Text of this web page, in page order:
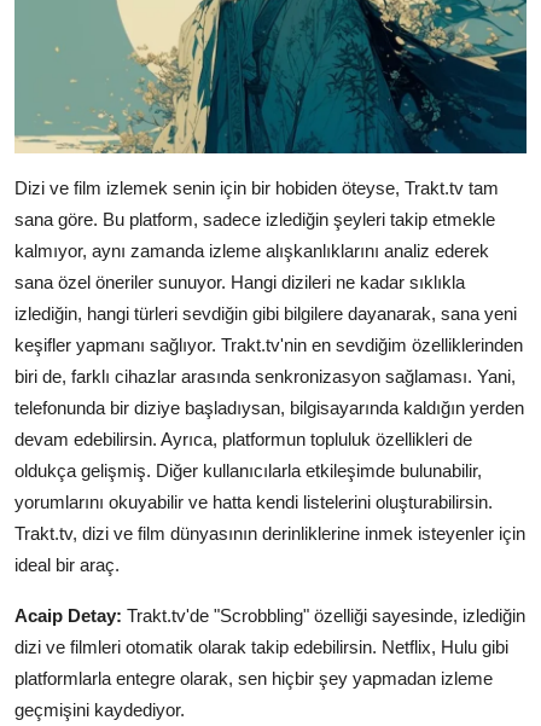
Dizi ve film izlemek senin için bir hobiden öteyse, Trakt.tv tam
sana göre. Bu platform, sadece izlediğin şeyleri takip etmekle
kalmıyor, aynı zamanda izleme alışkanlıklarını analiz ederek
sana özel öneriler sunuyor. Hangi dizileri ne kadar sıklıkla
izlediğin, hangi türleri sevdiğin gibi bilgilere dayanarak, sana yeni
keşifler yapmanı sağlıyor. Trakt.tv'nin en sevdiğim özelliklerinden
biri de, farklı cihazlar arasında senkronizasyon sağlaması. Yani,
telefonunda bir diziye başladıysan, bilgisayarında kaldığın yerden
devam edebilirsin. Ayrıca, platformun topluluk özellikleri de
oldukça gelişmiş. Diğer kullanıcılarla etkileşimde bulunabilir,
yorumlarını okuyabilir ve hatta kendi listelerini oluşturabilirsin.
Trakt.tv, dizi ve film dünyasının derinliklerine inmek isteyenler için
ideal bir araç.
Acaip Detay: Trakt.tv'de "Scrobbling" özelliği sayesinde, izlediğin
dizi ve filmleri otomatik olarak takip edebilirsin. Netflix, Hulu gibi
platformlarla entegre olarak, sen hiçbir şey yapmadan izleme
geçmişini kaydediyor.